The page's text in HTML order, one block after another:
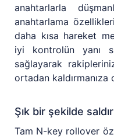
anahtarlarla
anahtarlama
daha kısa hareket
iyi kontrolün yanı
sağlayarak
ortadan kaldırmanıza
Şık bir şekilde
Tam N-key rollover